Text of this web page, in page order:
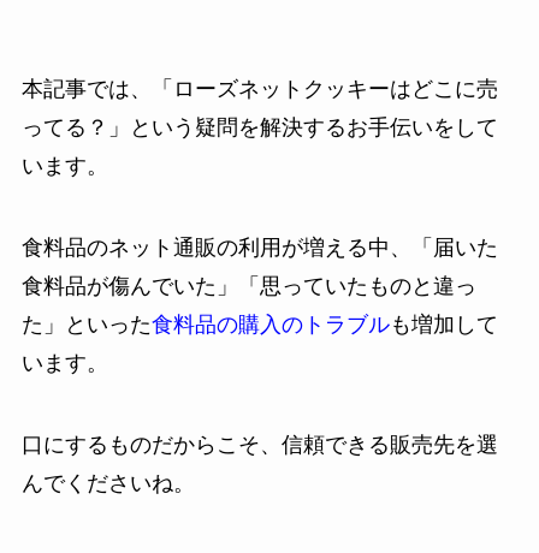
本記事では、「ローズネットクッキーはどこに売
ってる？」という疑問を解決するお手伝いをして
います。
食料品のネット通販の利用が増える中、「届いた
食料品が傷んでいた」「思っていたものと違っ
た」といった食料品の購入のトラブルも増加して
います。
口にするものだからこそ、信頼できる販売先を選
んでくださいね。